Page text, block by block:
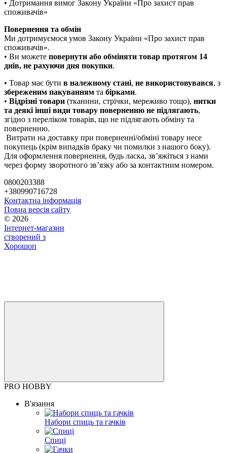
• Дотримання вимог Закону України «Про захист прав
споживачів»
Повернення та обмін
Ми дотримуємося умов Закону України «Про захист прав
споживачів».
• Ви можете повернути або обміняти товар протягом 14
днів, не рахуючи дня покупки.
• Товар має бути в належному стані, не використовувався, з
збереженим пакуванням та бірками.
• Відрізні товари (тканини, стрічки, мереживо тощо), нитки
та деякі інші види товару поверненню не підлягають,
згідно з переліком товарів, що не підлягають обміну та
поверненню.
Витрати на доставку при поверненні/обміні товару несе
покупець (крім випадків браку чи помилки з нашого боку).
Для оформлення повернення, будь ласка, зв’яжіться з нами
через форму зворотного зв’язку або за контактним номером.
0800203388
+380990716728
Контактна інформація
Повна версія сайту
© 2026
Інтернет-магазин
створений з
Хорошоп
PRO HOBBY
В'язання
Набори спиць та гачків
Спиці